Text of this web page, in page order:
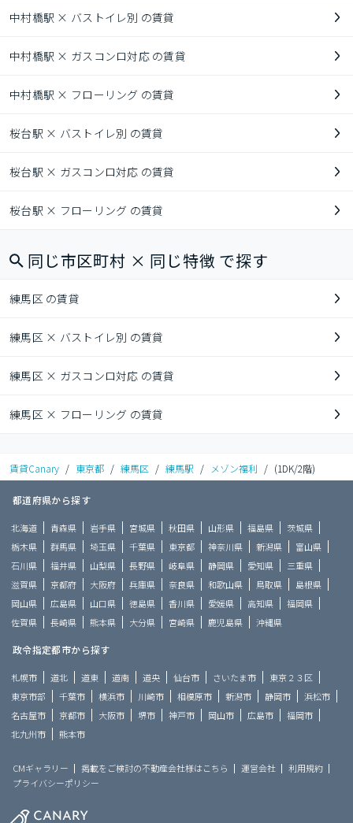
中村橋駅 × バストイレ別 の賃貸
中村橋駅 × ガスコンロ対応 の賃貸
中村橋駅 × フローリング の賃貸
桜台駅 × バストイレ別 の賃貸
桜台駅 × ガスコンロ対応 の賃貸
桜台駅 × フローリング の賃貸
同じ市区町村 × 同じ特徴 で探す
練馬区 の賃貸
練馬区 × バストイレ別 の賃貸
練馬区 × ガスコンロ対応 の賃貸
練馬区 × フローリング の賃貸
賃貸Canary / 東京都 / 練馬区 / 練馬駅 / メゾン福利 / (1DK/2階)
都道府県から探す
北海道 青森県 岩手県 宮城県 秋田県 山形県 福島県
茨城県
栃木県
群馬県 埼玉県 千葉県 東京都 神奈川県 新潟県
富山県
石川県
福井県 山梨県 長野県 岐阜県 静岡県 愛知県
三重県
滋賀県
京都府 大阪府 兵庫県 奈良県 和歌山県 鳥取県
島根県
岡山県
広島県 山口県 徳島県 香川県 愛媛県 高知県
福岡県
佐賀県
長崎県 熊本県 大分県 宮崎県 鹿児島県 沖縄県
政令指定都市から探す
札幌市 道北 道東 道南 道央 仙台市 さいたま市
東京２３区
東京市部
千葉市 横浜市 川崎市 相模原市 新潟市 静岡市
浜松市
名古屋市
京都市 大阪市 堺市 神戸市 岡山市 広島市
福岡市
北九州市
熊本市
CMギャラリー 掲載をご検討の不動産会社様はこちら 運営会社
利用規約
プライバシーポリシー